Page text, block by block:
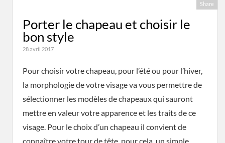
Share
Porter le chapeau et choisir le
bon style
28 avril 2017
Pour choisir votre chapeau, pour l’été ou pour l’hiver,
la morphologie de votre visage va vous permettre de
sélectionner les modèles de chapeaux qui sauront
mettre en valeur votre apparence et les traits de ce
visage. Pour le choix d’un chapeau il convient de
connaître votre tour de tête, pour cela, un simple